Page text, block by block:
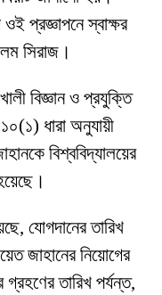
প্রজ্ঞাপনে স্বাক্ষর
সিরাজ।
বিজ্ঞান ও প্রযুক্তি
ধারা অনুযায়ী
বিশ্ববিদ্যালয়ের
যোগদানের তারিখ
জাহানের নিয়োগের
তারিখ পর্যন্ত,